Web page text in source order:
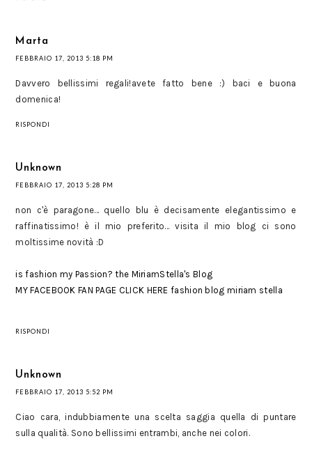
Marta
FEBBRAIO 17, 2013 5:18 PM
Davvero bellissimi regali!avete fatto bene :) baci e buona
domenica!
RISPONDI
Unknown
FEBBRAIO 17, 2013 5:28 PM
non c'è paragone... quello blu è decisamente elegantissimo e
raffinatissimo! è il mio preferito... visita il mio blog ci sono
moltissime novità :D
is fashion my Passion? the MiriamStella's Blog
MY FACEBOOK FAN PAGE CLICK HERE fashion blog miriam stella
RISPONDI
Unknown
FEBBRAIO 17, 2013 5:52 PM
Ciao cara, indubbiamente una scelta saggia quella di puntare
sulla qualità. Sono bellissimi entrambi, anche nei colori.